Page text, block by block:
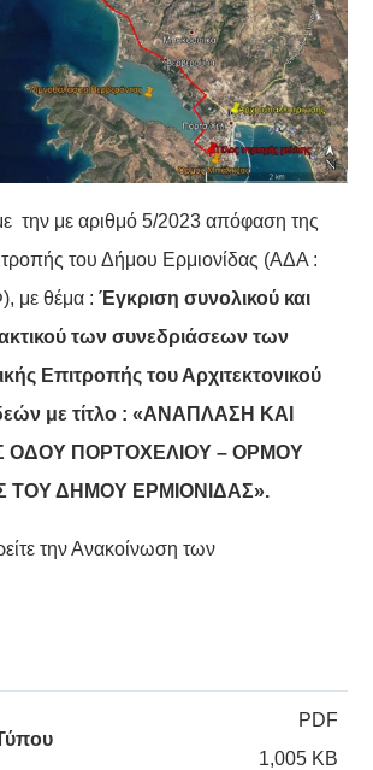
την με αριθμό 5/2023 απόφαση της
του Δήμου Ερμιονίδας (ΑΔΑ :
θέμα : Έγκριση συνολικού και
των συνεδριάσεων των
Επιτροπής του Αρχιτεκτονικού
με τίτλο : «ΑΝΑΠΛΑΣΗ ΚΑΙ
ΟΔΟΥ ΠΟΡΤΟΧΕΛΙΟΥ – ΟΡΜΟΥ
ΤΟΥ ΔΗΜΟΥ ΕΡΜΙΟΝΙΔΑΣ».
την Ανακοίνωση των
PDF
1,005 KB